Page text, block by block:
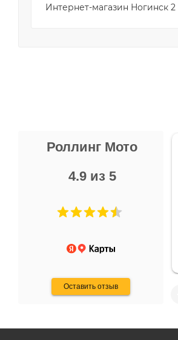
Интернет-магазин Ногинск 2
Роллинг Мото
4.9 из 5
Оставить отзыв
Не понравились условия
и дают только на год)